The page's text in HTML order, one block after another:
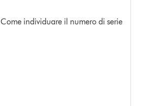
Come individuare il numero di serie